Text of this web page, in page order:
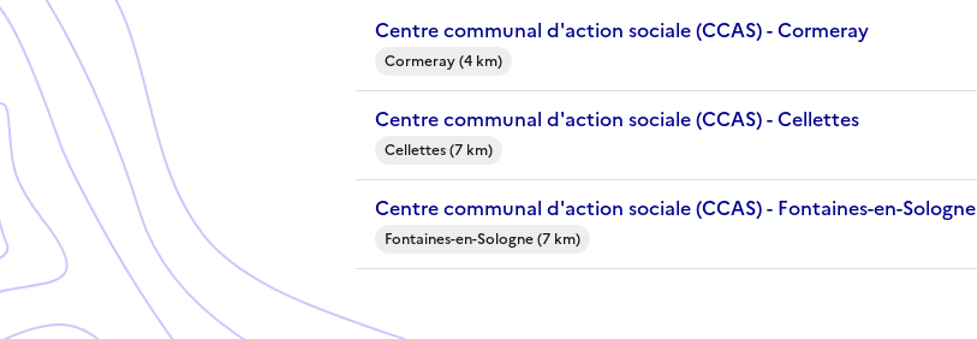
Centre communal d'action sociale (CCAS) - Cormeray
Cormeray (4 km)
Centre communal d'action sociale (CCAS) - Cellettes
Cellettes (7 km)
Centre communal d'action sociale (CCAS) - Fontaines-en-Sologne
Fontaines-en-Sologne (7 km)